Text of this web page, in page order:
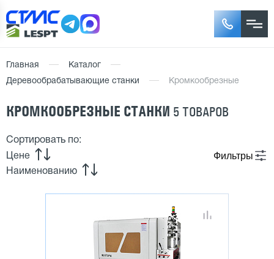
Главная
Каталог
Деревообрабатывающие станки
Кромкообрезные
КРОМКООБРЕЗНЫЕ СТАНКИ 5 ТОВАРОВ
Фильтры
Сортировать по:
Цене
Наименованию